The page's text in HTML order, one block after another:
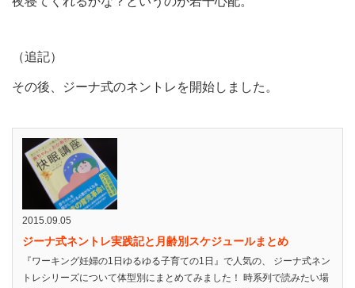
（追記）
その後、ジーナ式のネントレを開始しました。
2015.09.05
ジーナ式ネントレ実践記と月齢別スケジュールまとめ
『ワーキング妊婦の1日ゆるゆる子育ての1日』で人気の、 ジーナ式ネン
トレシリーズについて体型別にまとめてみました！ 時系列で読みたい場